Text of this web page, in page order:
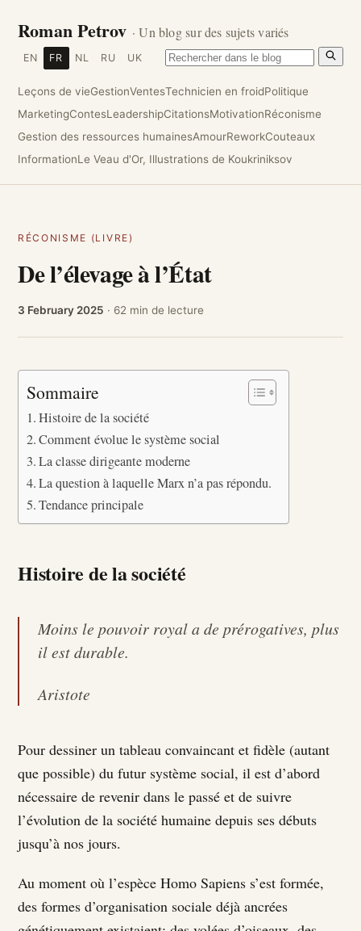
Roman Petrov · Un blog sur des sujets variés
EN FR NL RU UK
Leçons de vieGestionVentesTechnicien en froidPolitique
MarketingContesLeadershipCitationsMotivationRéconisme
Gestion des ressources humainesAmourReworkCouteaux
InformationLe Veau d'Or, Illustrations de Koukriniksov
RÉCONISME (LIVRE)
De l’élevage à l’État
3 February 2025 · 62 min de lecture
Sommaire
Histoire de la société
Comment évolue le système social
La classe dirigeante moderne
La question à laquelle Marx n’a pas répondu.
Tendance principale
Histoire de la société
Moins le pouvoir royal a de prérogatives, plus
il est durable.
Aristote
Pour dessiner un tableau convaincant et fidèle (autant
que possible) du futur système social, il est d’abord
nécessaire de revenir dans le passé et de suivre
l’évolution de la société humaine depuis ses débuts
jusqu’à nos jours.
Au moment où l’espèce Homo Sapiens s’est formée,
des formes d’organisation sociale déjà ancrées